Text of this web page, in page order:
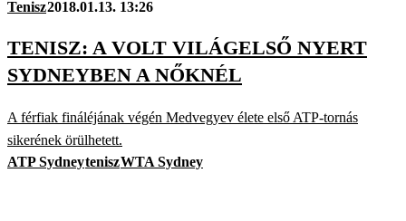
Tenisz2018.01.13. 13:26
TENISZ: A VOLT VILÁGELSŐ NYERT
SYDNEYBEN A NŐKNÉL
A férfiak fináléjának végén Medvegyev élete első ATP-tornás
sikerének örülhetett.
ATP SydneyteniszWTA Sydney